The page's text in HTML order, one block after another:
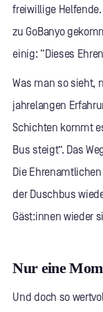
freiwillige
zu GoBanyo
einig: “Dieses
Was man so sieht,
jahrelangen
Schichten kommt
Bus steigt”. Das
Die
der Duschbus
Gäst:innen wieder
Nur eine
Und doch so